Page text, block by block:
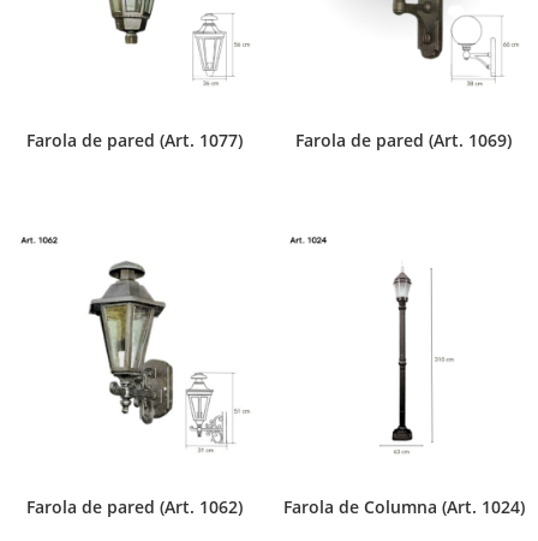
Farola de pared (Art. 1077) Farola de pared (Art. 1069)
Farola de pared (Art. 1062) Farola de Columna (Art. 1024)